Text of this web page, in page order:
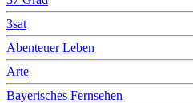
3sat
Abenteuer Leben
Arte
Bayerisches Fernsehen